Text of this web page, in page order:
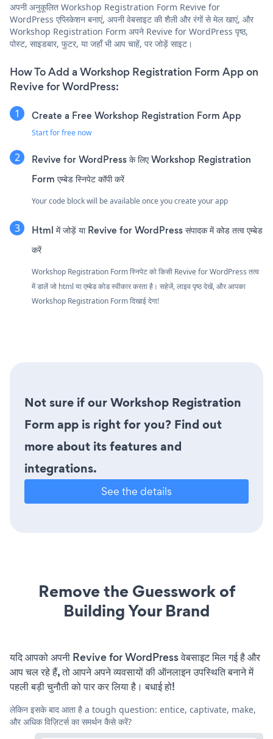
अपनी अनुकूलित Workshop Registration Form Revive for
WordPress एप्लिकेशन बनाएं, अपनी वेबसाइट की शैली और रंगों से मेल खाएं, और
Workshop Registration Form अपने Revive for WordPress पृष्ठ,
पोस्ट, साइडबार, फुटर, या जहाँ भी आप चाहें, पर जोड़ें साइट।
How To Add a Workshop Registration Form App on
Revive for WordPress:
Create a Free Workshop Registration Form App
Start for free now
Revive for WordPress के लिए Workshop Registration
Form एम्बेड स्निपेट कॉपी करें
Your code block will be available once you create your app
Html में जोड़ें या Revive for WordPress संपादक में कोड तत्व एम्बेड
करें
Workshop Registration Form स्निपेट को किसी Revive for WordPress तत्व
में डालें जो html या एम्बेड कोड स्वीकार करता है। सहेजें, लाइव पृष्ठ देखें, और आपका
Workshop Registration Form दिखाई देगा!
Not sure if our Workshop Registration
Form app is right for you? Find out
more about its features and
integrations.
See the details
Remove the Guesswork of
Building Your Brand
यदि आपको अपनी Revive for WordPress वेबसाइट मिल गई है और
आप चल रहे हैं, तो आपने अपने व्यवसायों की ऑनलाइन उपस्थिति बनाने में
पहली बड़ी चुनौती को पार कर लिया है। बधाई हो!
लेकिन इसके बाद आता है a tough question: entice, captivate, make,
और अधिक विज़िटर्स का समर्थन कैसे करें?